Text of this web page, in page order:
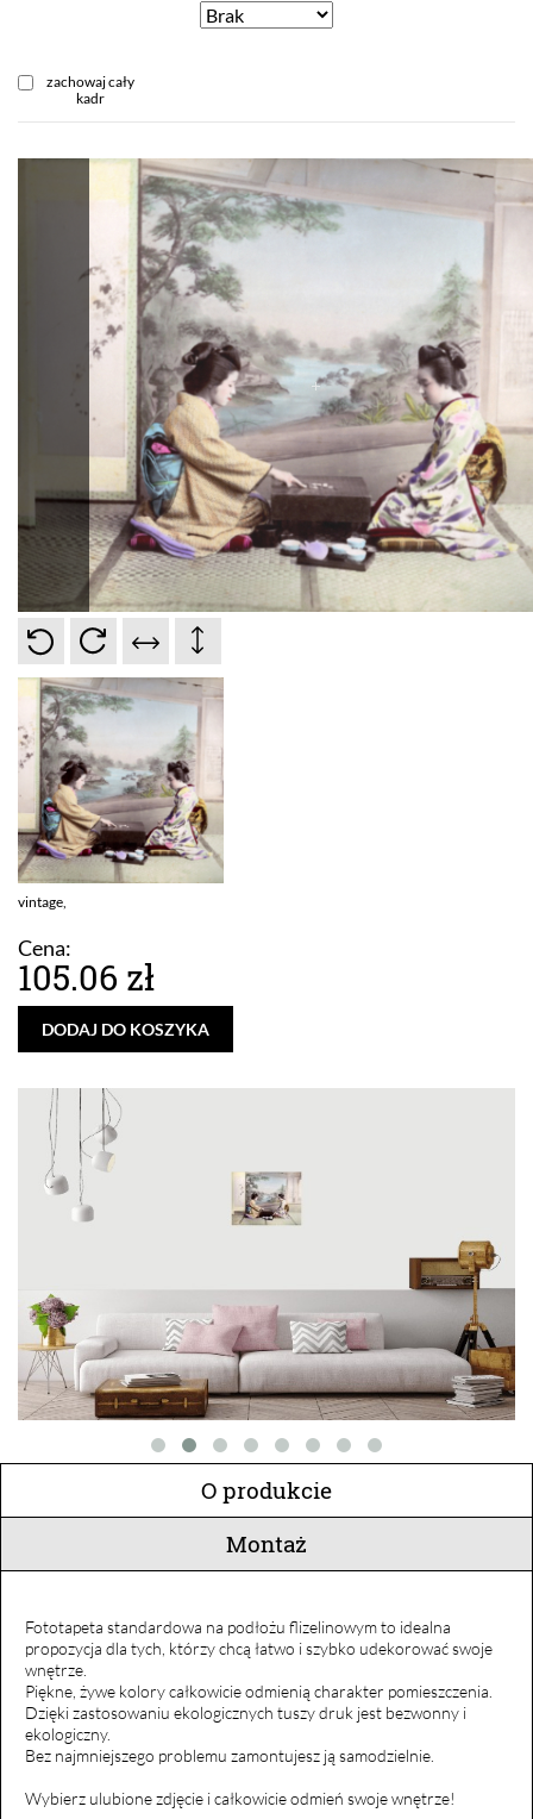
zachowaj cały
kadr
vintage,
Cena:
105.06 zł
DODAJ DO KOSZYKA
O produkcie
Montaż
Fototapeta standardowa na podłożu flizelinowym to idealna
propozycja dla tych, którzy chcą łatwo i szybko udekorować swoje
wnętrze.
Piękne, żywe kolory całkowicie odmienią charakter pomieszczenia.
Dzięki zastosowaniu ekologicznych tuszy druk jest bezwonny i
ekologiczny.
Bez najmniejszego problemu zamontujesz ją samodzielnie.
Wybierz ulubione zdjęcie i całkowicie odmień swoje wnętrze!